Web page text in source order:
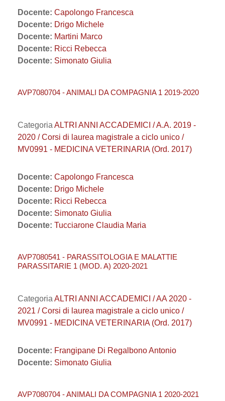
Docente: Capolongo Francesca
Docente: Drigo Michele
Docente: Martini Marco
Docente: Ricci Rebecca
Docente: Simonato Giulia
AVP7080704 - ANIMALI DA COMPAGNIA 1 2019-2020
Categoria ALTRI ANNI ACCADEMICI / A.A. 2019 -
2020 / Corsi di laurea magistrale a ciclo unico /
MV0991 - MEDICINA VETERINARIA (Ord. 2017)
Docente: Capolongo Francesca
Docente: Drigo Michele
Docente: Ricci Rebecca
Docente: Simonato Giulia
Docente: Tucciarone Claudia Maria
AVP7080541 - PARASSITOLOGIA E MALATTIE
PARASSITARIE 1 (MOD. A) 2020-2021
Categoria ALTRI ANNI ACCADEMICI / AA 2020 -
2021 / Corsi di laurea magistrale a ciclo unico /
MV0991 - MEDICINA VETERINARIA (Ord. 2017)
Docente: Frangipane Di Regalbono Antonio
Docente: Simonato Giulia
AVP7080704 - ANIMALI DA COMPAGNIA 1 2020-2021